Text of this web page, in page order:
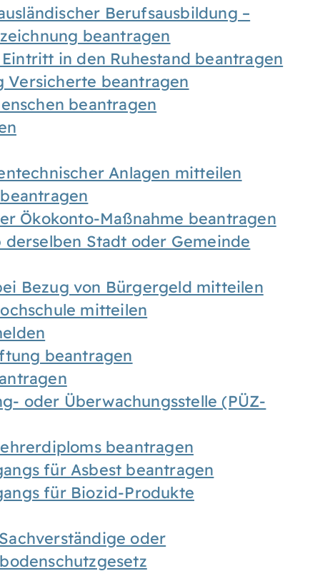
Berufsausbildung –
beantragen
in den Ruhestand beantragen
Versicherte beantragen
beantragen
Anlagen mitteilen
Ökokonto-Maßnahme beantragen
Stadt oder Gemeinde
Bezug von Bürgergeld mitteilen
mitteilen
beantragen
oder Überwachungsstelle (PÜZ-
beantragen
für Asbest beantragen
für Biozid-Produkte
oder